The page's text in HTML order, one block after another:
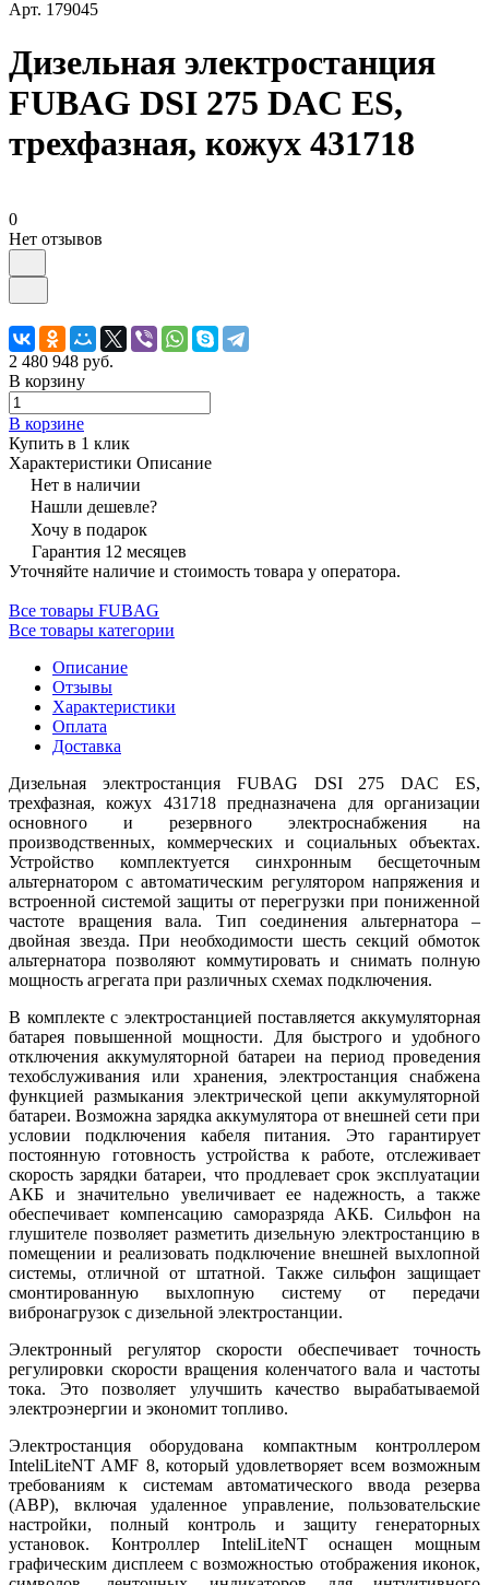
Арт. 179045
Дизельная электростанция
FUBAG DSI 275 DAC ES,
трехфазная, кожух 431718
0
Нет отзывов
2 480 948 руб.
В корзину
В корзине
Купить в 1 клик
Характеристики Описание
Нет в наличии
Нашли дешевле?
Хочу в подарок
Гарантия 12 месяцев
Уточняйте наличие и стоимость товара у оператора.
Все товары FUBAG
Все товары категории
Описание
Отзывы
Характеристики
Оплата
Доставка
Дизельная электростанция FUBAG DSI 275 DAC ES,
трехфазная, кожух 431718 предназначена для организации
основного и резервного электроснабжения на
производственных, коммерческих и социальных объектах.
Устройство комплектуется синхронным бесщеточным
альтернатором с автоматическим регулятором напряжения и
встроенной системой защиты от перегрузки при пониженной
частоте вращения вала. Тип соединения альтернатора –
двойная звезда. При необходимости шесть секций обмоток
альтернатора позволяют коммутировать и снимать полную
мощность агрегата при различных схемах подключения.
В комплекте с электростанцией поставляется аккумуляторная
батарея повышенной мощности. Для быстрого и удобного
отключения аккумуляторной батареи на период проведения
техобслуживания или хранения, электростанция снабжена
функцией размыкания электрической цепи аккумуляторной
батареи. Возможна зарядка аккумулятора от внешней сети при
условии подключения кабеля питания. Это гарантирует
постоянную готовность устройства к работе, отслеживает
скорость зарядки батареи, что продлевает срок эксплуатации
АКБ и значительно увеличивает ее надежность, а также
обеспечивает компенсацию саморазряда АКБ. Сильфон на
глушителе позволяет разметить дизельную электростанцию в
помещении и реализовать подключение внешней выхлопной
системы, отличной от штатной. Также сильфон защищает
смонтированную выхлопную систему от передачи
вибронагрузок с дизельной электростанции.
Электронный регулятор скорости обеспечивает точность
регулировки скорости вращения коленчатого вала и частоты
тока. Это позволяет улучшить качество вырабатываемой
электроэнергии и экономит топливо.
Электростанция оборудована компактным контроллером
InteliLiteNT AMF 8, который удовлетворяет всем возможным
требованиям к системам автоматического ввода резерва
(АВР), включая удаленное управление, пользовательские
настройки, полный контроль и защиту генераторных
установок. Контроллер InteliLiteNT оснащен мощным
графическим дисплеем с возможностью отображения иконок,